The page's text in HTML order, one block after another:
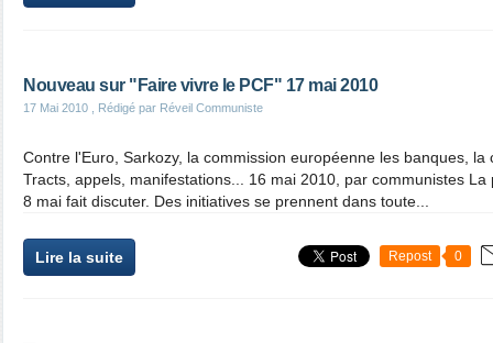
Nouveau sur "Faire vivre le PCF" 17 mai 2010
17 Mai 2010 , Rédigé par Réveil Communiste
Contre l'Euro, Sarkozy, la commission européenne les banques,
Tracts, appels, manifestations... 16 mai 2010, par communistes
8 mai fait discuter. Des initiatives se prennent dans toute...
Lire la suite Repost 0